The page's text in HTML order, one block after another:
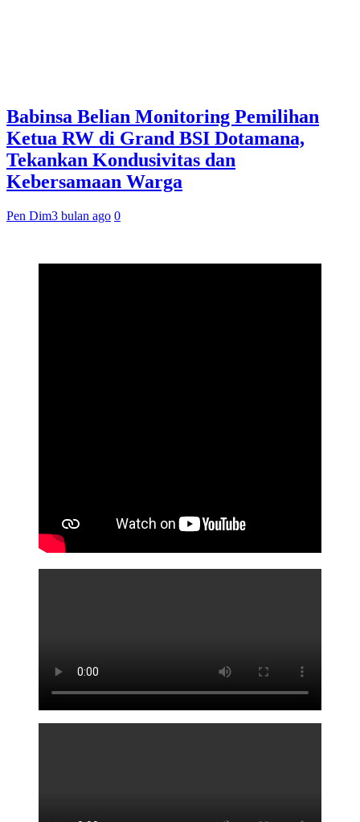
Babinsa Belian Monitoring Pemilihan
Ketua RW di Grand BSI Dotamana,
Tekankan Kondusivitas dan
Kebersamaan Warga
Pen Dim3 bulan ago 0